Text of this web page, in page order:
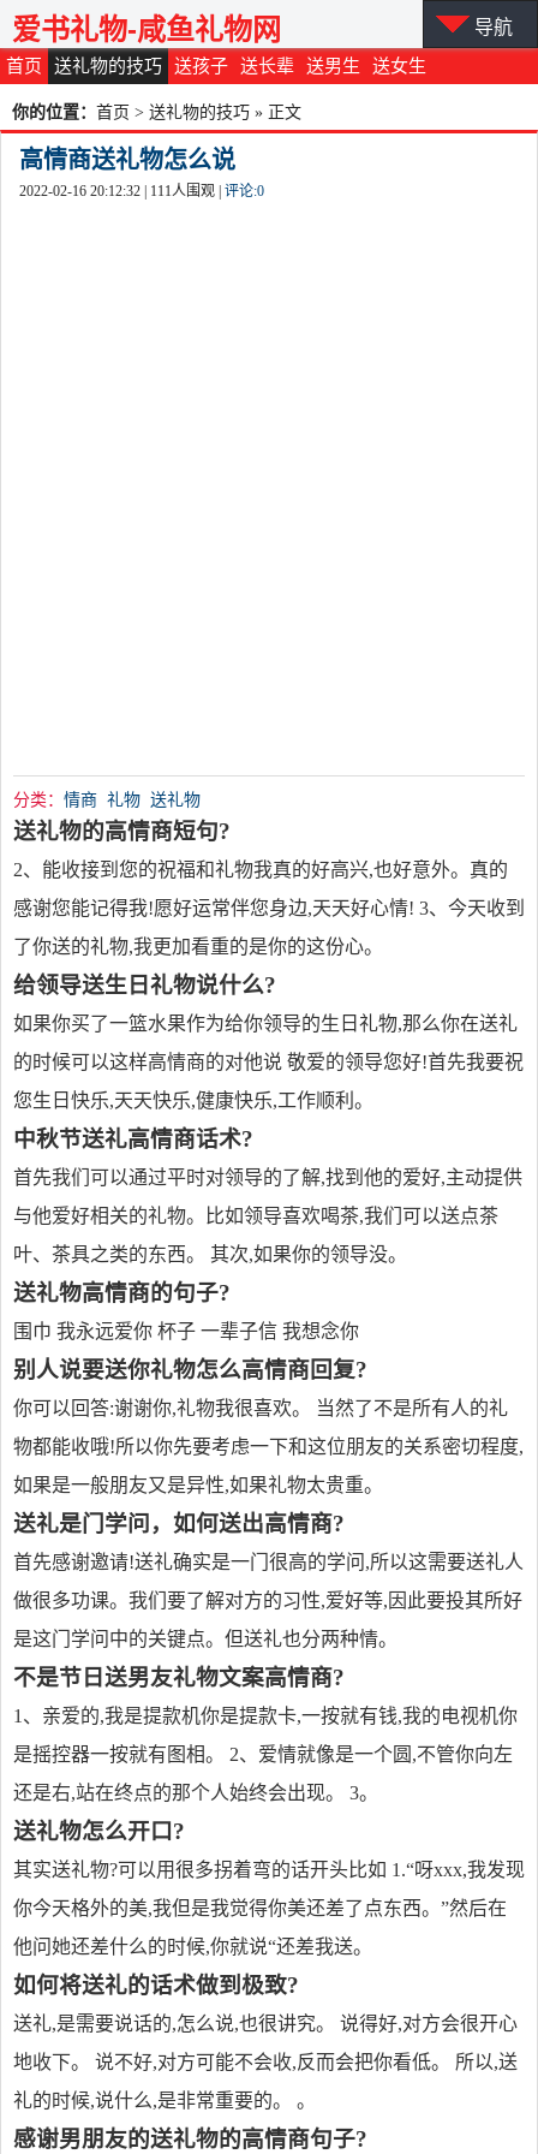
首页 送礼物的技巧 送孩子 送长辈 送男生 送女生
爱书礼物-咸鱼礼物网 导航
你的位置： 首页 > 送礼物的技巧 » 正文
高情商送礼物怎么说
2022-02-16 20:12:32 | 111人围观 | 评论:0
分类： 情商 礼物 送礼物
送礼物的高情商短句?
2、能收接到您的祝福和礼物我真的好高兴,也好意外。真的
感谢您能记得我!愿好运常伴您身边,天天好心情! 3、今天收到
了你送的礼物,我更加看重的是你的这份心。
给领导送生日礼物说什么?
如果你买了一篮水果作为给你领导的生日礼物,那么你在送礼
的时候可以这样高情商的对他说 敬爱的领导您好!首先我要祝
您生日快乐,天天快乐,健康快乐,工作顺利。
中秋节送礼高情商话术?
首先我们可以通过平时对领导的了解,找到他的爱好,主动提供
与他爱好相关的礼物。比如领导喜欢喝茶,我们可以送点茶
叶、茶具之类的东西。 其次,如果你的领导没。
送礼物高情商的句子?
围巾 我永远爱你 杯子 一辈子信 我想念你
别人说要送你礼物怎么高情商回复?
你可以回答:谢谢你,礼物我很喜欢。 当然了不是所有人的礼
物都能收哦!所以你先要考虑一下和这位朋友的关系密切程度,
如果是一般朋友又是异性,如果礼物太贵重。
送礼是门学问，如何送出高情商?
首先感谢邀请!送礼确实是一门很高的学问,所以这需要送礼人
做很多功课。我们要了解对方的习性,爱好等,因此要投其所好
是这门学问中的关键点。但送礼也分两种情。
不是节日送男友礼物文案高情商?
1、亲爱的,我是提款机你是提款卡,一按就有钱,我的电视机你
是摇控器一按就有图相。 2、爱情就像是一个圆,不管你向左
还是右,站在终点的那个人始终会出现。 3。
送礼物怎么开口?
其实送礼物?可以用很多拐着弯的话开头比如 1.“呀xxx,我发现
你今天格外的美,我但是我觉得你美还差了点东西。”然后在
他问她还差什么的时候,你就说“还差我送。
如何将送礼的话术做到极致?
送礼,是需要说话的,怎么说,也很讲究。 说得好,对方会很开心
地收下。 说不好,对方可能不会收,反而会把你看低。 所以,送
礼的时候,说什么,是非常重要的。 。
感谢男朋友的送礼物的高情商句子?